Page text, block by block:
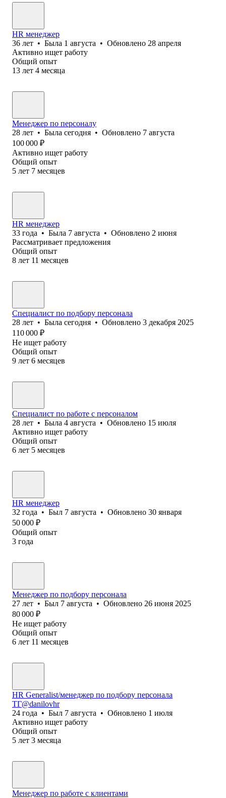
HR менеджер
36 лет • Была 1 августа • Обновлено 28 апреля
Активно ищет работу
Общий опыт
13 лет 4 месяца
Менеджер по персоналу
28 лет • Была сегодня • Обновлено 7 августа
100 000 ₽
Активно ищет работу
Общий опыт
5 лет 7 месяцев
HR менеджер
33 года • Была 7 августа • Обновлено 2 июня
Рассматривает предложения
Общий опыт
8 лет 11 месяцев
Специалист по подбору персонала
28 лет • Была сегодня • Обновлено 3 декабря 2025
110 000 ₽
Не ищет работу
Общий опыт
9 лет 6 месяцев
Специалист по работе с персоналом
28 лет • Была 4 августа • Обновлено 15 июля
Активно ищет работу
Общий опыт
6 лет 5 месяцев
HR менеджер
32 года • Был 7 августа • Обновлено 30 января
50 000 ₽
Общий опыт
3 года
Менеджер по подбору персонала
27 лет • Был 7 августа • Обновлено 26 июня 2025
80 000 ₽
Не ищет работу
Общий опыт
6 лет 11 месяцев
HR Generalist/менеджер по подбору персонала
ТГ@danilovhr
24 года • Был 7 августа • Обновлено 1 июля
Активно ищет работу
Общий опыт
5 лет 3 месяца
Менеджер по работе с клиентами